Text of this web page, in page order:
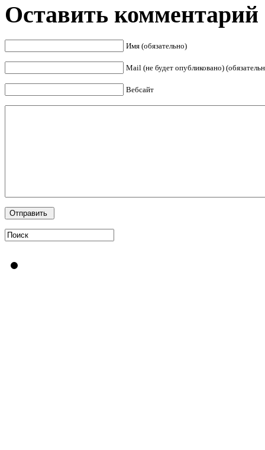
Оставить комментарий
Имя (обязательно)
Mail (не будет опубликовано)
Вебсайт